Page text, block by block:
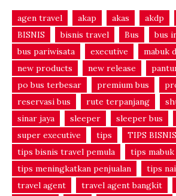
agen travel akap akas akdp
BISNIS
bisnis travel Bus
bus
bus pariwisata
executive mabuk
new products
new release
po bus terbesar
premium bus
reservasi bus
rute terpanjang
sinar jaya
sleeper sleeper bus
super executive
tips
TIPS BISNIS
tips bisnis travel pemula
tips
tips meningkatkan penjualan
tips
travel agent
travel agent bangkit